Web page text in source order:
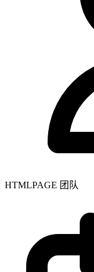
HTMLPAGE 团队